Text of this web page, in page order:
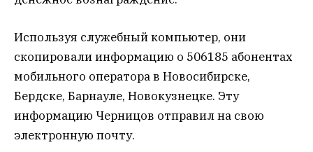
Используя служебный компьютер, они
скопировали информацию о 506185 абонентах
мобильного оператора в Новосибирске,
Бердске, Барнауле, Новокузнецке. Эту
информацию Черницов отправил на свою
электронную почту.